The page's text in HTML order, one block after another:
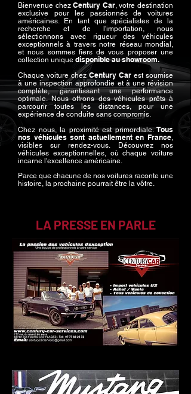
Bienvenue chezCentury Car, votre destination
exclusive pour les passionnés de voitures
américaines. En tant que spécialistes de la
recherche et de l'importation, nous
sélectionnons avec rigueur des véhicules
exceptionnels à travers notre réseau mondial,
et nous sommes fiers de vous proposer une
collection unique disponible au showroom.
Chaque voiture chez Century Car est soumise
à une inspection approfondie et à une révision
complète, garantissant une performance
optimale. Nous offrons des véhicules prêts à
parcourir toutes les distances, pour une
expérience de conduite sans compromis.
Chez nous, la proximité est primordiale.Tous
nos véhicules sont actuellement en France,
visibles sur rendez-vous.
Découvrez nos
véhicules exceptionnelles, où chaque voiture
incarne l'excellence américaine.
Parce que chacune de nos voitures raconte une
histoire, la prochaine pourrait être la vôtre.
LA PRESSE EN PARLE